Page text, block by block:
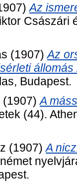
Az
Császári
(1907)Az
Budapest.
(1907)A
(44).
(1907)A